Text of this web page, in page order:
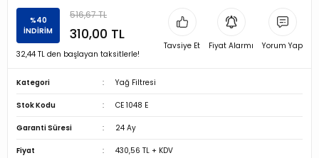
%40
İNDİRİM
516,67 TL
310,00 TL
32,44 TL den başlayan taksitlerle!
Tavsiye Et Fiyat Alarmı Yorum Yap
Kategori Yağ Filtresi
Stok Kodu CE 1048 E
Garanti Süresi 24 Ay
Fiyat 430,56 TL + KDV